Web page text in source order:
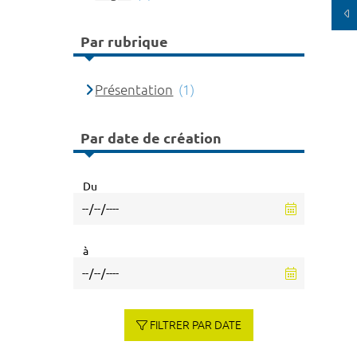
Par rubrique
Présentation (1)
Par date de création
Du
à
FILTRER PAR DATE